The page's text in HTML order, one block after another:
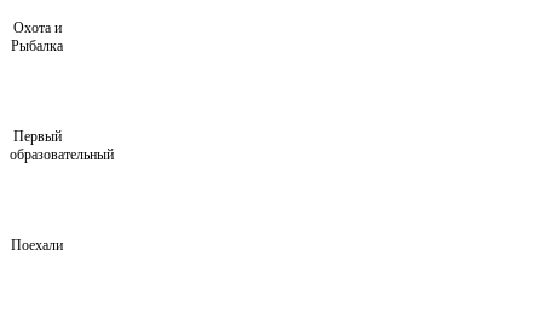
Охота и
Рыбалка
Первый
образовательный
Поехали